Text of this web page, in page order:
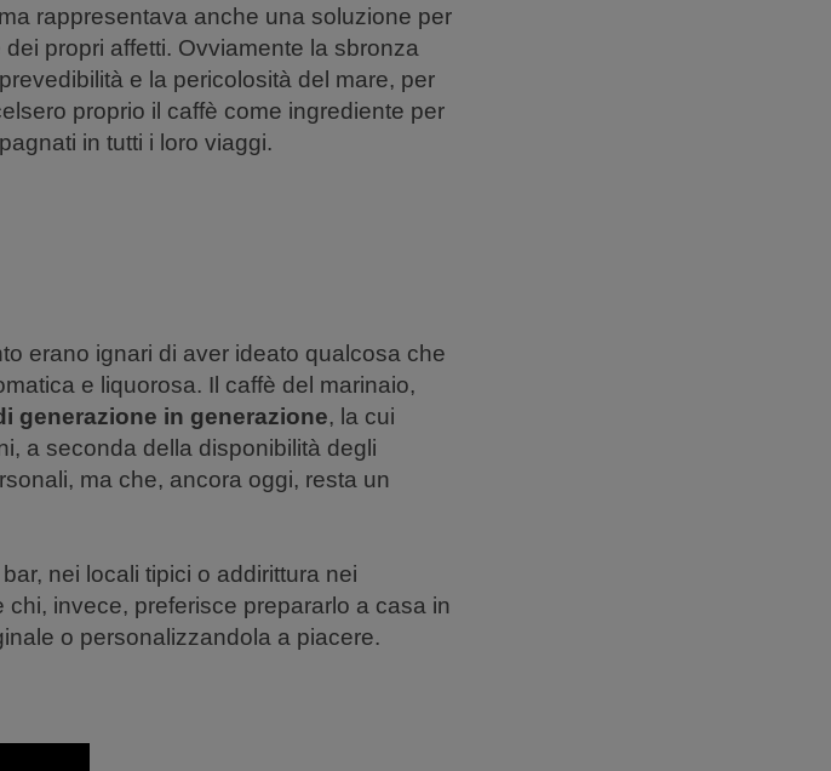
rappresentava anche una soluzione per
propri affetti. Ovviamente la sbronza
e la pericolosità del mare, per
proprio il caffè come ingrediente per
in tutti i loro viaggi.
erano ignari di aver ideato qualcosa che
e liquorosa. Il caffè del marinaio,
generazione in generazione, la cui
a seconda della disponibilità degli
ma che, ancora oggi, resta un
nei locali tipici o addirittura nei
invece, preferisce prepararlo a casa in
o personalizzandola a piacere.